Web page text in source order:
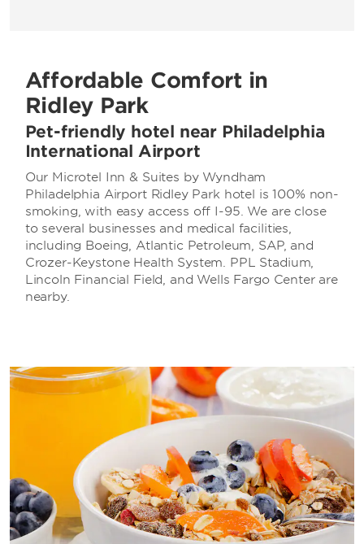
Affordable Comfort in
Ridley Park
Pet-friendly hotel near Philadelphia
International Airport
Our Microtel Inn & Suites by Wyndham
Philadelphia Airport Ridley Park hotel is 100% non-
smoking, with easy access off I-95. We are close
to several businesses and medical facilities,
including Boeing, Atlantic Petroleum, SAP, and
Crozer-Keystone Health System. PPL Stadium,
Lincoln Financial Field, and Wells Fargo Center are
nearby.